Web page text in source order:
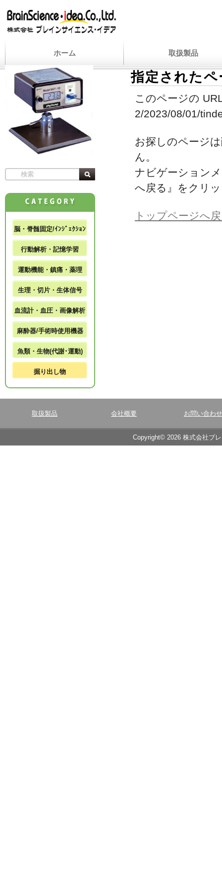
ホーム 取扱製品
指定された
このページの
2/2023/08/01/
お探しのページ
ん。
ナビゲーション
へ戻る』をクリ
トップページへ
脳・脊髄固定/ｲﾝｼﾞｪｸｼｮﾝ
行動解析・記憶学習
運動機能・鎮痛・薬理
生理・切片・生体信号
血流計・血圧・画像解析
麻酔器/手術時使用機器
魚類・生物(代謝･運動)
掘り出し物
取扱製品 会社概要 お問い合わせ
Copyright© 2026 株式会社ブ